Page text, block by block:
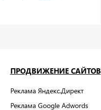
ПРОДВИЖЕНИЕ САЙТОВ
Реклама Яндекс.Директ
Реклама Google Adwords